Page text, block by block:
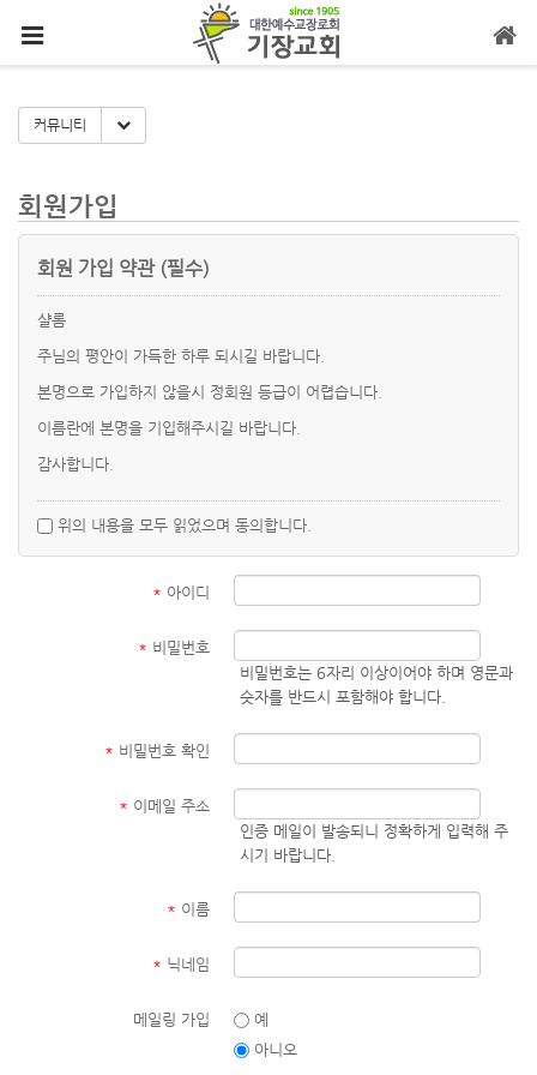
커뮤니티 Toggle Dropdown
회원가입
회원 가입 약관 (필수)
샬롬
주님의 평안이 가득한 하루 되시길 바랍니다.
본명으로 가입하지 않을시 정회원 등급이 어렵습니다.
이름란에 본명을 기입해주시길 바랍니다.
감사합니다.
위의 내용을 모두 읽었으며 동의합니다.
* 아이디
* 비밀번호
비밀번호는 6자리 이상이어야 하며 영문과
숫자를 반드시 포함해야 합니다.
* 비밀번호 확인
* 이메일 주소
인증 메일이 발송되니 정확하게 입력해 주
시기 바랍니다.
* 이름
* 닉네임
메일링 가입
예
아니오